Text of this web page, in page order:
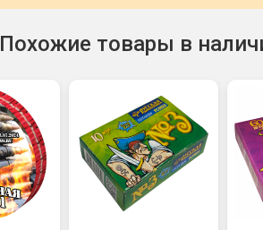
Похожие товары в